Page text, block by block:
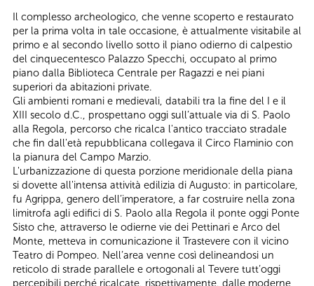
Il complesso archeologico, che venne scoperto e restaurato
per la prima volta in tale occasione, è attualmente visitabile al
primo e al secondo livello sotto il piano odierno di calpestio
del cinquecentesco Palazzo Specchi, occupato al primo
piano dalla Biblioteca Centrale per Ragazzi e nei piani
superiori da abitazioni private.
Gli ambienti romani e medievali, databili tra la fine del I e il
XIII secolo d.C., prospettano oggi sull’attuale via di S. Paolo
alla Regola, percorso che ricalca l'antico tracciato stradale
che fin dall'età repubblicana collegava il Circo Flaminio con
la pianura del Campo Marzio.
L'urbanizzazione di questa porzione meridionale della piana
si dovette all'intensa attività edilizia di Augusto: in particolare,
fu Agrippa, genero dell’imperatore, a far costruire nella zona
limitrofa agli edifici di S. Paolo alla Regola il ponte oggi Ponte
Sisto che, attraverso le odierne vie dei Pettinari e Arco del
Monte, metteva in comunicazione il Trastevere con il vicino
Teatro di Pompeo. Nell’area venne così delineandosi un
reticolo di strade parallele e ortogonali al Tevere tutt’oggi
percepibili perché ricalcate, rispettivamente, dalle moderne